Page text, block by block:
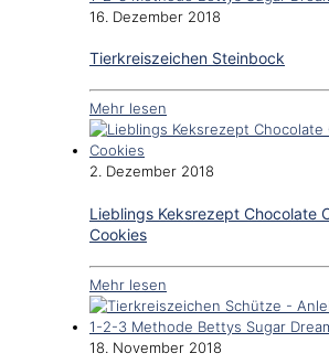
16. Dezember 2018
Tierkreiszeichen Steinbock
Mehr lesen
2. Dezember 2018
Lieblings Keksrezept Chocolate
Cookies
Mehr lesen
18. November 2018